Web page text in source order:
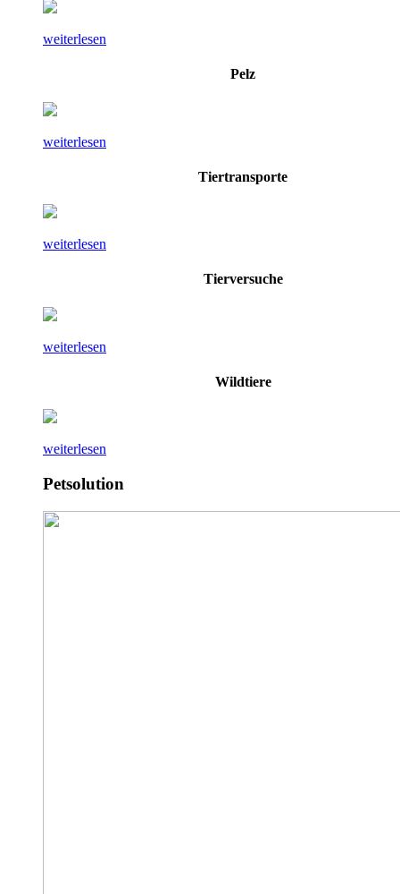
weiterlesen
Pelz
weiterlesen
Tiertransporte
weiterlesen
Tierversuche
weiterlesen
Wildtiere
weiterlesen
Petsolution